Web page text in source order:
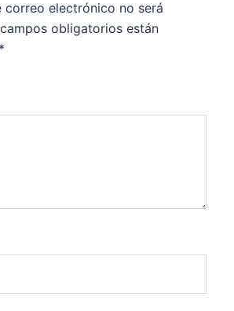
correo electrónico no será
obligatorios están
*